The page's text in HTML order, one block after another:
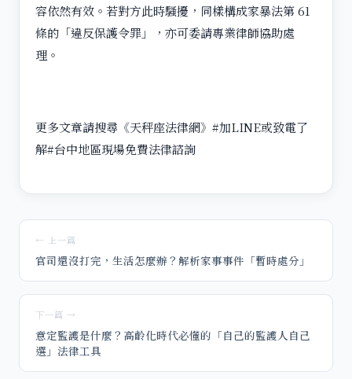
容依然有效。若對方此時騷擾，同樣構成家暴法第 61
條的「違反保護令罪」，亦可委請專業律師協助處
理。
更多文章請搜尋《天秤座法律網》#加LINE或致電了
解#台中地區現場免費法律諮詢
← 上一篇
官司還沒打完，生活怎麼辦？解析家事事件「暫時處分」
下一篇 →
意定監護是什麼？高齡化時代必懂的「自己的監護人自己
選」法律工具